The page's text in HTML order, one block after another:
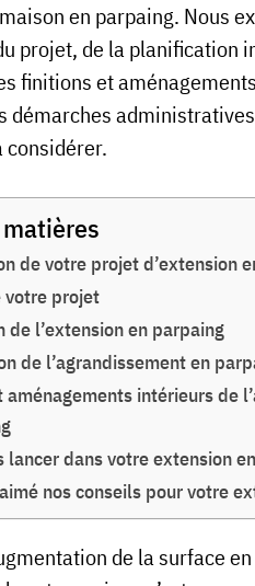
en parpaing. Nous
projet, de la planification
finitions et
démarches
considérer.
de votre projet d’extension
votre projet
de l’extension en parpaing
de l’agrandissement en
aménagements intérieurs de
lancer dans votre extension
nos conseils pour votre
de la surface